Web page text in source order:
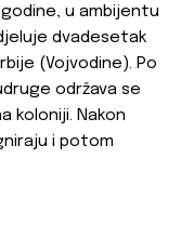
u ambijentu
dvadesetak
(Vojvodine). Po
održava se
koloniji. Nakon
i potom